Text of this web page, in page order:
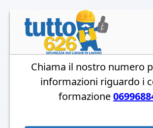
Chiama il nostro numero
informazioni riguardo i
formazione